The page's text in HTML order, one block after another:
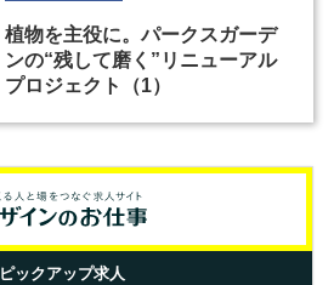
植物を主役に。パークスガーデ
ンの“残して磨く”リニューアル
プロジェクト（1）
ピックアップ求人